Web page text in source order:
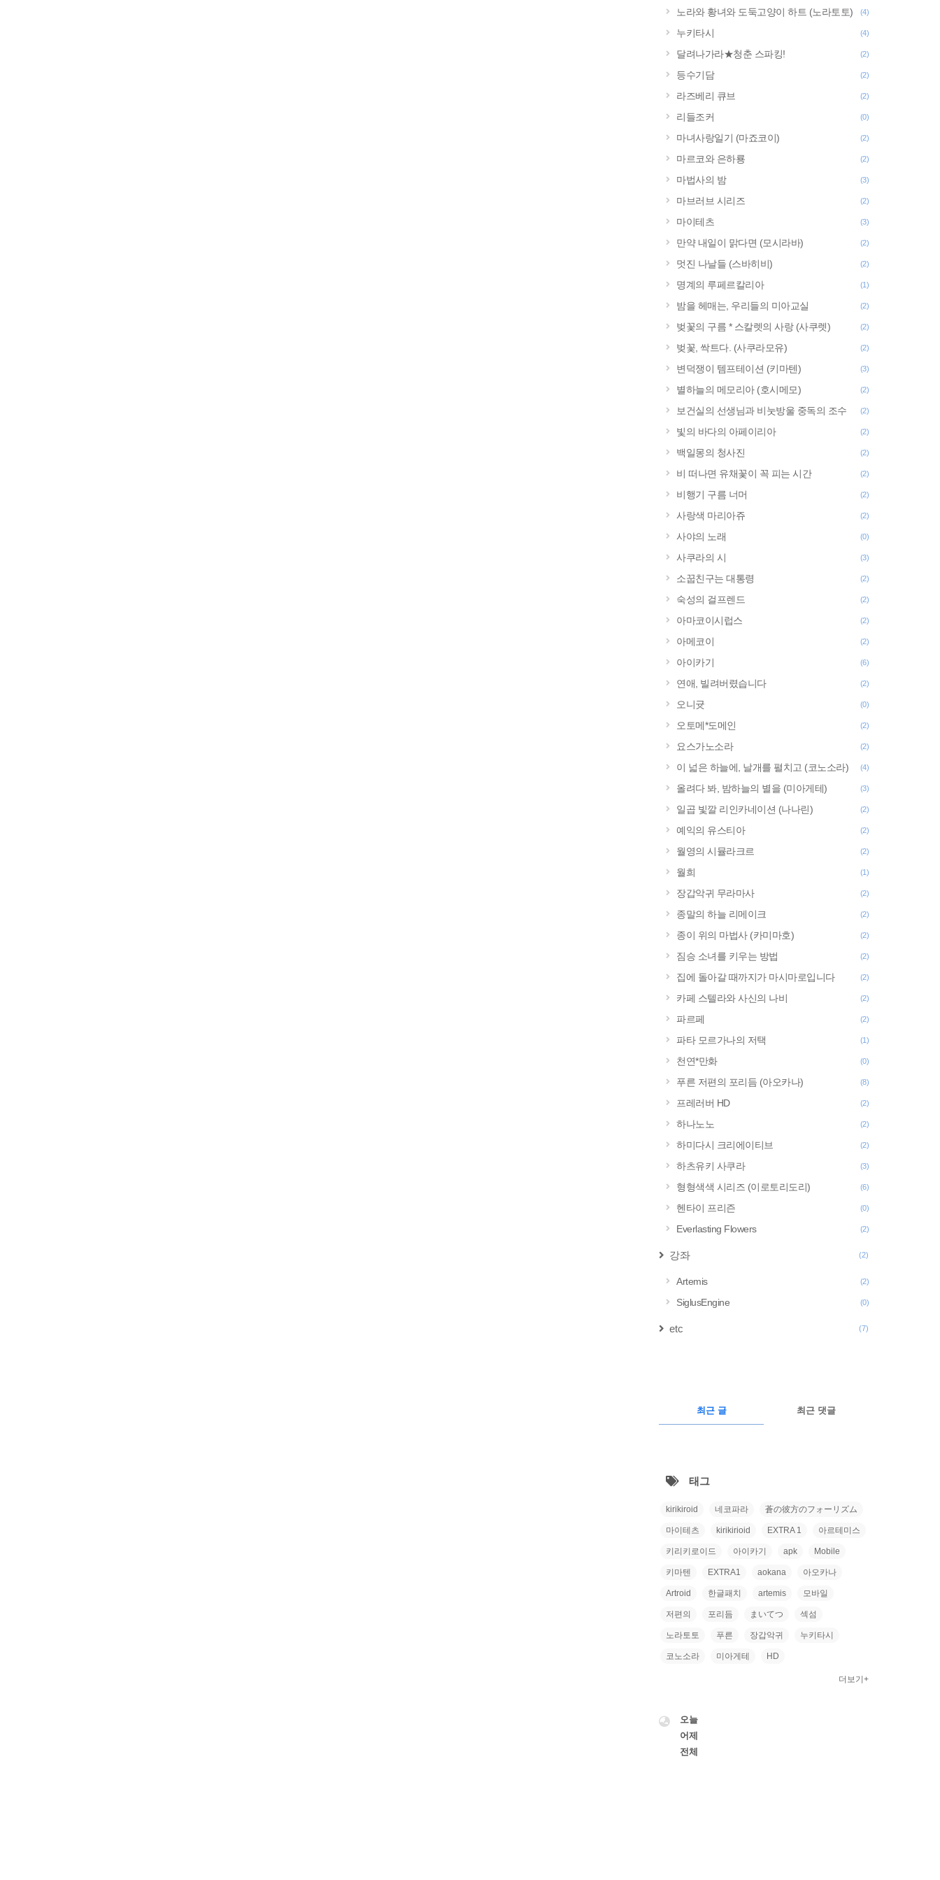
노라와 황녀와 도둑고양이 하트 (노라토토) (4)
누키타시 (4)
달려나가라★청춘 스파킹! (2)
등수기담 (2)
라즈베리 큐브 (2)
리들조커 (0)
마녀사랑일기 (마죠코이) (2)
마르코와 은하룡 (2)
마법사의 밤 (3)
마브러브 시리즈 (2)
마이테츠 (3)
만약 내일이 맑다면 (모시라바) (2)
멋진 나날들 (스바히비) (2)
명계의 루페르칼리아 (1)
밤을 헤매는, 우리들의 미아교실 (2)
벚꽃의 구름 * 스칼렛의 사랑 (사쿠렛) (2)
벚꽃, 싹트다. (사쿠라모유) (2)
변덕쟁이 템프테이션 (키마텐) (3)
별하늘의 메모리아 (호시메모) (2)
보건실의 선생님과 비눗방울 중독의 조수 (2)
빛의 바다의 아페이리아 (2)
백일몽의 청사진 (2)
비 떠나면 유채꽃이 꼭 피는 시간 (2)
비행기 구름 너머 (2)
사랑색 마리아쥬 (2)
사야의 노래 (0)
사쿠라의 시 (3)
소꿉친구는 대통령 (2)
숙성의 걸프렌드 (2)
아마코이시럽스 (2)
아메코이 (2)
아이카기 (6)
연애, 빌려버렸습니다 (2)
오니귯 (0)
오토메*도메인 (2)
요스가노소라 (2)
이 넓은 하늘에, 날개를 펼치고 (코노소라) (4)
올려다 봐, 밤하늘의 별을 (미아게테) (3)
일곱 빛깔 리인카네이션 (나나린) (2)
예익의 유스티아 (2)
월영의 시뮬라크르 (2)
월희 (1)
장갑악귀 무라마사 (2)
종말의 하늘 리메이크 (2)
종이 위의 마법사 (카미마호) (2)
짐승 소녀를 키우는 방법 (2)
집에 돌아갈 때까지가 마시마로입니다 (2)
카페 스텔라와 사신의 나비 (2)
파르페 (2)
파타 모르가나의 저택 (1)
천연*만화 (0)
푸른 저편의 포리듬 (아오카나) (8)
프레러버 HD (2)
하나노노 (2)
하미다시 크리에이티브 (2)
하츠유키 사쿠라 (3)
형형색색 시리즈 (이로토리도리) (6)
헨타이 프리즌 (0)
Everlasting Flowers (2)
강좌 (2)
Artemis (2)
SiglusEngine (0)
etc (7)
RECENTLY
최근 글 최근 댓글
글
태그
kirikiroid 네코파라 蒼の彼方のフォーリズム
마이테츠 kirikirioid EXTRA 1 아르테미스
키리키로이드 아이카기 apk Mobile
키마텐 EXTRA1 aokana 아오카나
Artroid 한글패치 artemis 모바일
저편의 포리듬 まいてつ 섹섬
노라토토 푸른 장갑악귀 누키타시
코노소라 미아게테 HD
더보기+
VISITOR
오늘
어제
전체